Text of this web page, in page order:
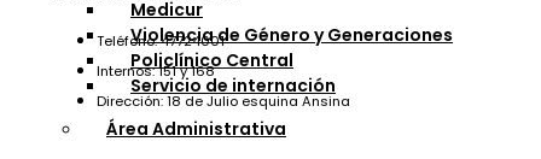
Medicur
Violencia de Género y Generaciones
Policlínico Central
Servicio de internación
Área Administrativa
Teléfono: 47724001
Internos: 151 y 168
Dirección: 18 de Julio esquina Ansina